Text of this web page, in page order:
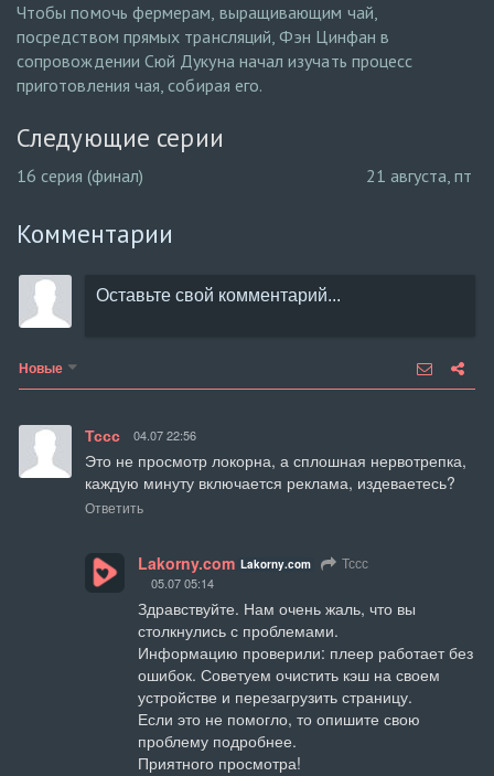
Чтобы помочь фермерам, выращивающим чай,
посредством прямых трансляций, Фэн Цинфан в
сопровождении Сюй Дукуна начал изучать процесс
приготовления чая, собирая его.
Следующие серии
16 серия (финал) 21 августа, пт
Комментарии
Новые
Тссс 04.07 22:56
Это не просмотр локорна, а сплошная нервотрепка,
каждую минуту включается реклама, издеваетесь?
Ответить
Lakorny.com Lakorny.com Тссс
05.07 05:14
Здравствуйте. Нам очень жаль, что вы
столкнулись с проблемами.
Информацию проверили: плеер работает без
ошибок. Советуем очистить кэш на своем
устройстве и перезагрузить страницу.
Если это не помогло, то опишите свою
проблему подробнее.
Приятного просмотра!